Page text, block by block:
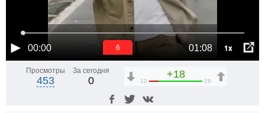
00:00 01:08 1x
5
Просмотры
453
За сегодня
0
+18
10 28